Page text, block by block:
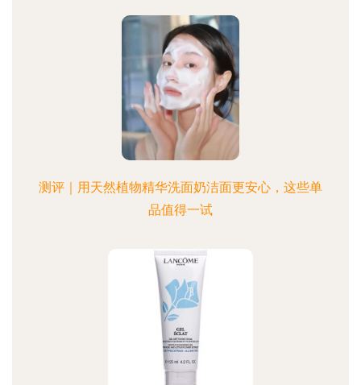
测评｜用天然植物精华洗面奶洁面更安心，这些单
品值得一试